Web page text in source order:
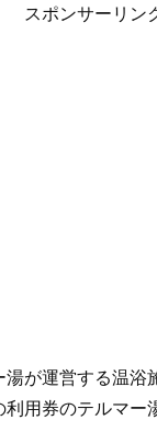
スポンサーリン
が運営する温浴
利用券のテルマー